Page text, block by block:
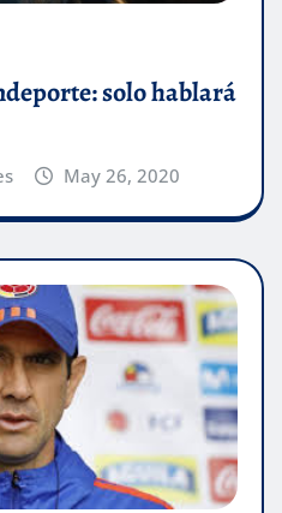
solo hablará
May 26, 2020